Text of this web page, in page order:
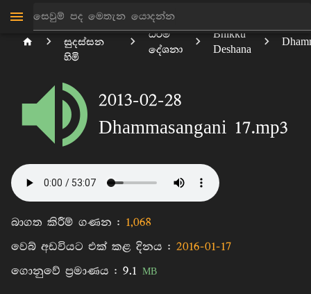
සුදස්සන
හිමි
ධර්ම
දේශනා
Bhikku
Deshana
2013-02-28
Dhammasangani 17.mp3
බාගත කිරීම් ගණන : 1,068
වෙබ් අඩවියට එක් කළ දිනය : 2016-01-17
ගොනුවේ ප්‍රමාණය : 9.1 MB